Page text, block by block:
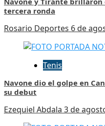
tercera ronda
Rosario Deportes 6 de
Tenis
Navone dio el golpe en
su debut
Ezequiel Abdala 3 de